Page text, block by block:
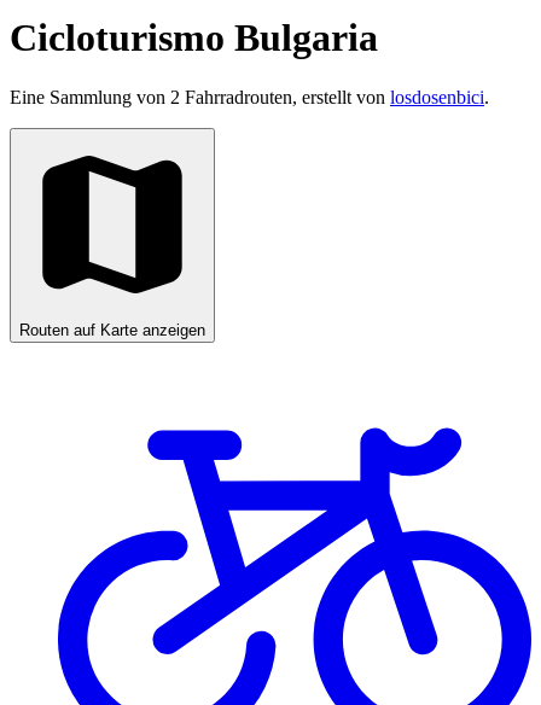
Cicloturismo Bulgaria
Eine Sammlung von 2 Fahrradrouten, erstellt von losdosenbici.
Routen auf Karte anzeigen